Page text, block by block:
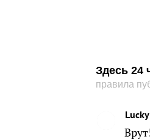
Здесь 24
правила